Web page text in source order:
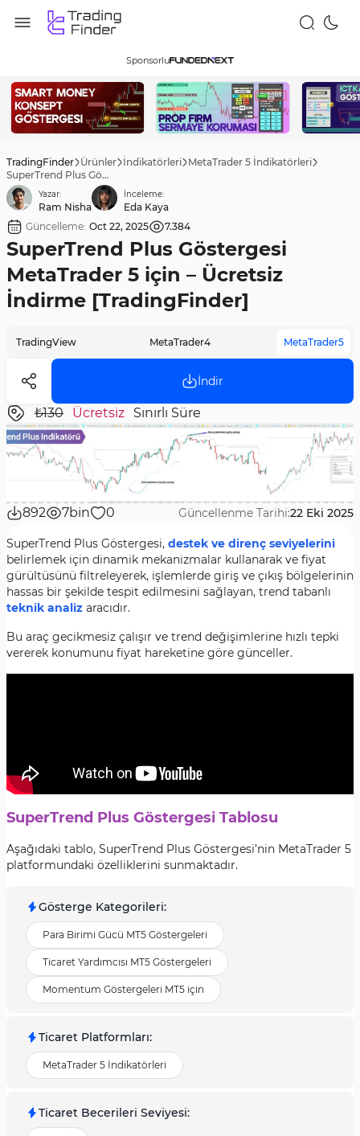
Sponsorlu
TradingFinder Ürünler İndikatörleri MetaTrader 5 İndikatörleri
SuperTrend Plus Göstergesi MetaTrader 5 için – Ücretsiz İndirme [TradingFinder]
Yazar:
Ram Nisha
İnceleme:
Eda Kaya
Güncelleme: Oct 22, 2025 7.384
SuperTrend Plus Göstergesi
MetaTrader 5 için – Ücretsiz
İndirme [TradingFinder]
TradingView MetaTrader4 MetaTrader5
İndir
₺130 Ücretsiz Sınırlı Süre
892 7bin 0 Güncellenme Tarihi:22 Eki 2025
SuperTrend Plus Göstergesi, destek ve direnç seviyelerini
belirlemek için dinamik mekanizmalar kullanarak ve fiyat
gürültüsünü filtreleyerek, işlemlerde giriş ve çıkış bölgelerinin
hassas bir şekilde tespit edilmesini sağlayan, trend tabanlı
teknik analiz aracıdır.
Bu araç gecikmesiz çalışır ve trend değişimlerine hızlı tepki
vererek konumunu fiyat hareketine göre günceller.
SuperTrend Plus Göstergesi Tablosu
Aşağıdaki tablo, SuperTrend Plus Göstergesi’nin MetaTrader 5
platformundaki özelliklerini sunmaktadır.
Gösterge Kategorileri:
Para Birimi Gücü MT5 Göstergeleri
Ticaret Yardımcısı MT5 Göstergeleri
Momentum Göstergeleri MT5 için
Ticaret Platformları:
MetaTrader 5 İndikatörleri
Ticaret Becerileri Seviyesi: